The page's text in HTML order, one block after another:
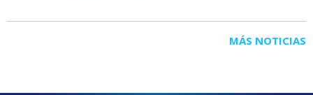
MÁS NOTICIAS